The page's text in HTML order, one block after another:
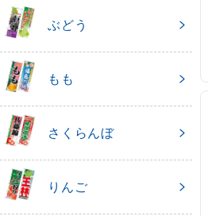
ぶどう
もも
さくらんぼ
りんご